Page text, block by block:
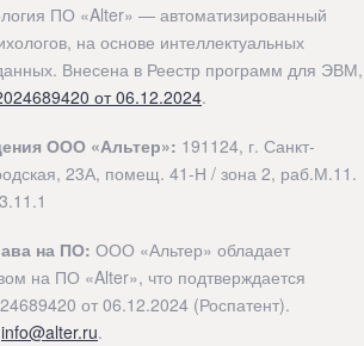
ПО «Alter» — автоматизированный
на основе интеллектуальных
Внесена в Реестр программ для ЭВМ,
от 06.12.2024.
ООО «Альтер»: 191124, г. Санкт-
23А, помещ. 41-Н / зона 2, раб.М.11.
на ПО: ООО «Альтер» обладает
на ПО «Alter», что подтверждается
от 06.12.2024 (Роспатент).
info@alter.ru.